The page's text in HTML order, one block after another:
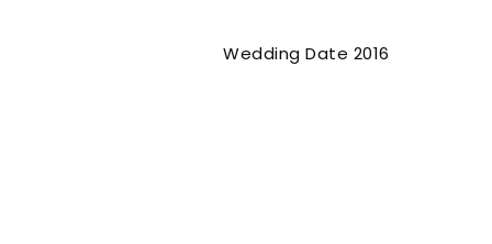
Wedding Date 2016